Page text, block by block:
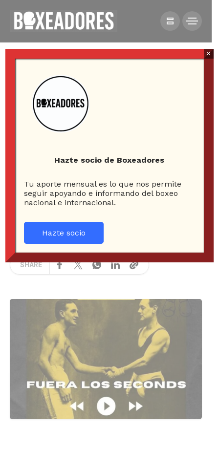
FUERA LOS SECONDS
[Podcast] #10 100 años
de boxeo en Chile
JORGE DROUILLAS ESPINOSA
FUERA LOS SECONDS
PASADO
SHARE
Hazte socio de Boxeadores
Tu aporte mensual es lo que nos permite
seguir apoyando e informando del boxeo
nacional e internacional.
Hazte socio
×